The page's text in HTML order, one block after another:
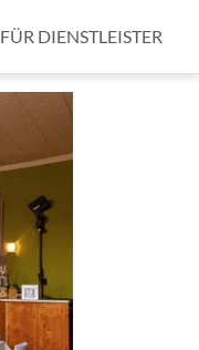
FÜR DIENSTLEISTER